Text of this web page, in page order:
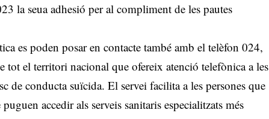
la seua adhesió per al compliment de les pautes
es poden posar en contacte també amb el telèfon 024,
tot el territori nacional que ofereix atenció telefònica a les
de conducta suïcida. El servei facilita a les persones que
accedir als serveis sanitaris especialitzats més